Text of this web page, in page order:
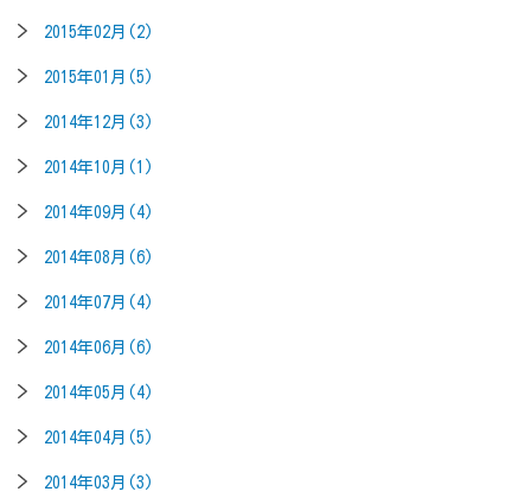
2015年02月(2)
2015年01月(5)
2014年12月(3)
2014年10月(1)
2014年09月(4)
2014年08月(6)
2014年07月(4)
2014年06月(6)
2014年05月(4)
2014年04月(5)
2014年03月(3)